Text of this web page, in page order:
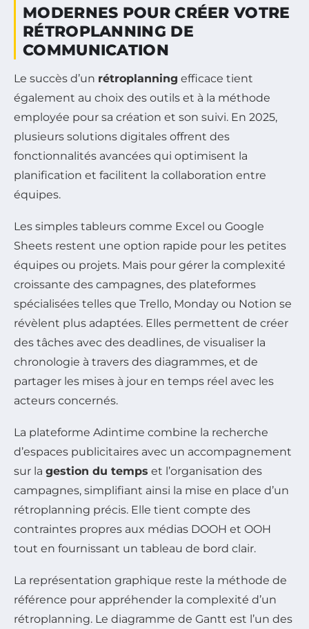
MODERNES POUR CRÉER VOTRE
RÉTROPLANNING DE
COMMUNICATION
Le succès d’un rétroplanning efficace tient
également au choix des outils et à la méthode
employée pour sa création et son suivi. En 2025,
plusieurs solutions digitales offrent des
fonctionnalités avancées qui optimisent la
planification et facilitent la collaboration entre
équipes.
Les simples tableurs comme Excel ou Google
Sheets restent une option rapide pour les petites
équipes ou projets. Mais pour gérer la complexité
croissante des campagnes, des plateformes
spécialisées telles que Trello, Monday ou Notion se
révèlent plus adaptées. Elles permettent de créer
des tâches avec des deadlines, de visualiser la
chronologie à travers des diagrammes, et de
partager les mises à jour en temps réel avec les
acteurs concernés.
La plateforme Adintime combine la recherche
d’espaces publicitaires avec un accompagnement
sur la gestion du temps et l’organisation des
campagnes, simplifiant ainsi la mise en place d’un
rétroplanning précis. Elle tient compte des
contraintes propres aux médias DOOH et OOH
tout en fournissant un tableau de bord clair.
La représentation graphique reste la méthode de
référence pour appréhender la complexité d’un
rétroplanning. Le diagramme de Gantt est l’un des